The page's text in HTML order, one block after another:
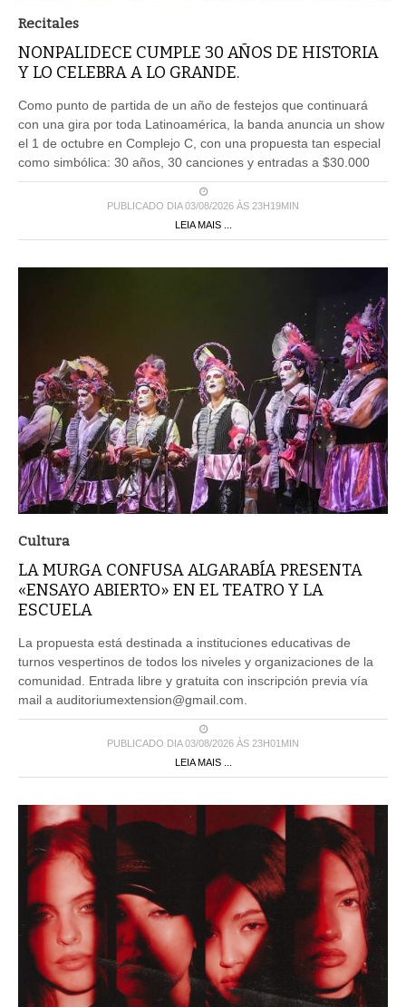
Recitales
NONPALIDECE CUMPLE 30 AÑOS DE HISTORIA
Y LO CELEBRA A LO GRANDE.
Como punto de partida de un año de festejos que continuará
con una gira por toda Latinoamérica, la banda anuncia un show
el 1 de octubre en Complejo C, con una propuesta tan especial
como simbólica: 30 años, 30 canciones y entradas a $30.000
PUBLICADO DIA 03/08/2026 ÀS 23H19MIN
LEIA MAIS ...
Cultura
LA MURGA CONFUSA ALGARABÍA PRESENTA
«ENSAYO ABIERTO» EN EL TEATRO Y LA
ESCUELA
La propuesta está destinada a instituciones educativas de
turnos vespertinos de todos los niveles y organizaciones de la
comunidad. Entrada libre y gratuita con inscripción previa vía
mail a auditoriumextension@gmail.com.
PUBLICADO DIA 03/08/2026 ÀS 23H01MIN
LEIA MAIS ...